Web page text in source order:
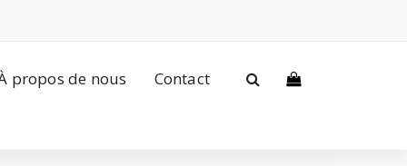
propos de nous Contact